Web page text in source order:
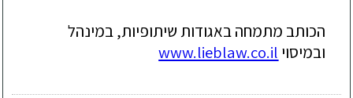
הכותב מתמחה באגודות שיתופיות, במינהל
ובמיסוי www.lieblaw.co.il